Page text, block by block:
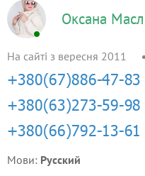
Оксана
На сайті з вересня 2011
Мови: Русский